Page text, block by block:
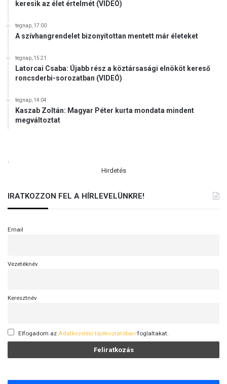
keresik az élet értelmét (VIDEÓ)
tegnap, 17:00
A szívhangrendelet bizonyítottan mentett már életeket
tegnap, 15:21
Latorcai Csaba: Újabb rész a köztársasági elnököt kereső
roncsderbi-sorozatban (VIDEÓ)
tegnap, 14:04
Kaszab Zoltán: Magyar Péter kurta mondata mindent
megváltoztat
.
Hirdetés
IRATKOZZON FEL A HÍRLEVELÜNKRE!
Email
Vezetéknév
Keresztnév
Elfogadom az Adatkezelési tájékoztatóban foglaltakat.